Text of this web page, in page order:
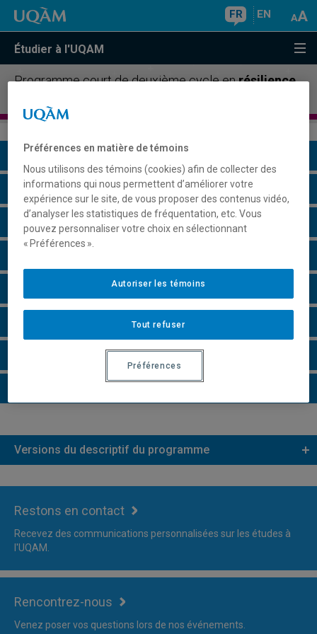
FR EN
Étudier à l'UQAM
Programme court de deuxième cycle enrésilience,
Présentation du programme
Conditions d'admission
Cours à suivre et horaires
Remarques et règlements
Faire une demande d'admission
Versions du descriptif du programme
Restons en contact
Recevez des communications personnalisées sur les études à
l'UQAM.
Rencontrez-nous
Venez poser vos questions lors de nos événements.
Préférences en matière de témoins
Nous utilisons des témoins (cookies) afin de collecter des
informations qui nous permettent d’améliorer votre
expérience sur le site, de vous proposer des contenus vidéo,
d’analyser les statistiques de fréquentation, etc. Vous
pouvez personnaliser votre choix en sélectionnant
« Préférences ».
Tout refuser
Autoriser les témoins
Préférences